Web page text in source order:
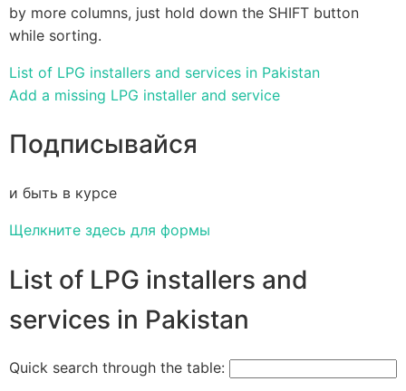
by more columns, just hold down the SHIFT button
while sorting.
List of LPG installers and services in Pakistan
Add a missing LPG installer and service
Подписывайся
и быть в курсе
Щелкните здесь для формы
List of LPG installers and
services in Pakistan
Quick search through the table: